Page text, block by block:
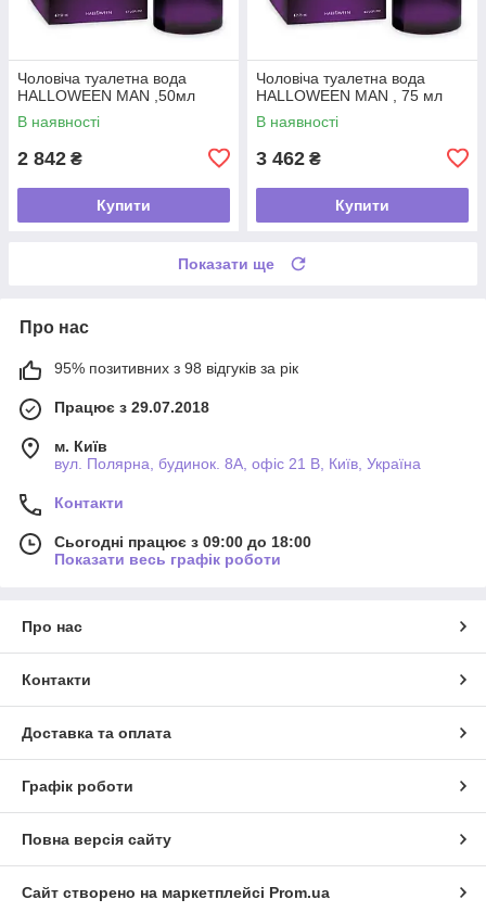
Чоловіча туалетна вода
HALLOWEEN MAN ,50мл
В наявності
2 842 ₴
Купити
Чоловіча туалетна вода
HALLOWEEN MAN , 75 мл
В наявності
3 462 ₴
Купити
Показати ще
Про нас
95% позитивних з 98 відгуків за рік
Працює з 29.07.2018
м. Київ
вул. Полярна, будинок. 8А, офіс 21 В, Київ, Україна
Контакти
Сьогодні працює з 09:00 до 18:00
Показати весь графік роботи
Про нас
Контакти
Доставка та оплата
Графік роботи
Повна версія сайту
Сайт створено на маркетплейсі Prom.ua